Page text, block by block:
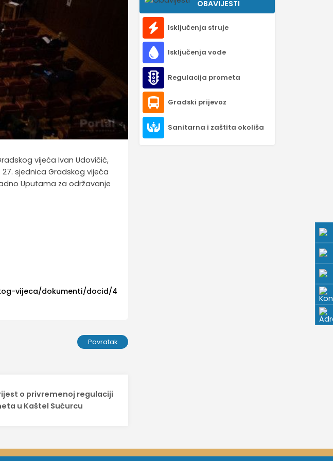
vijeća Ivan Udovičić,
sjednica Gradskog vijeća
Uputama za održavanje
vijeca/dokumenti/docid/4
Povratak
OBAVIJESTI
Isključenja struje
Isključenja vode
Regulacija prometa
Gradski prijevoz
Sanitarna i zaštita okoliša
o privremenoj regulaciji
u Kaštel Sućurcu